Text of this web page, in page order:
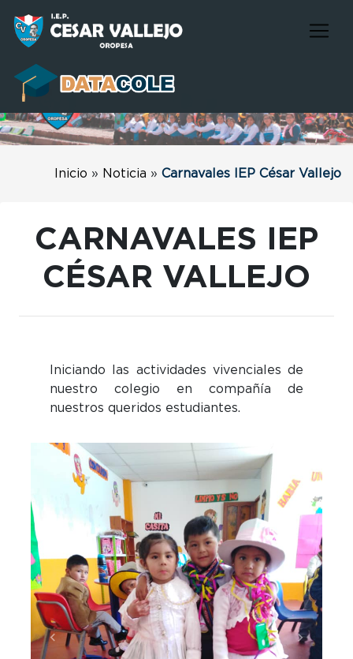
Inicio » Noticia » Carnavales IEP César Vallejo
CARNAVALES IEP
CÉSAR VALLEJO
Iniciando las actividades vivenciales de
nuestro colegio en compañía de
nuestros queridos estudiantes.
Previous Next